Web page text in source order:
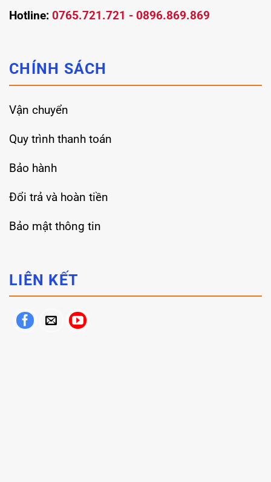
Hotline: 0765.721.721 - 0896.869.869
CHÍNH SÁCH
Vận chuyển
Quy trình thanh toán
Bảo hành
Đổi trả và hoàn tiền
Bảo mật thông tin
LIÊN KẾT